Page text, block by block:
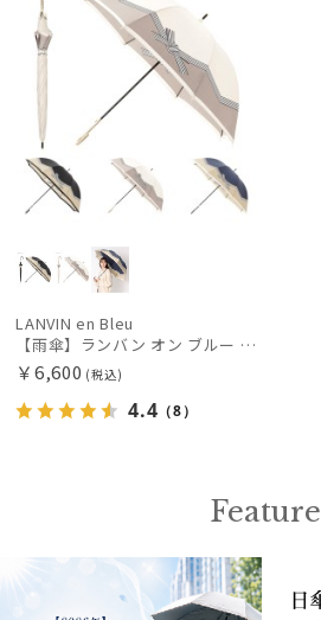
ブランド
FURLA
フルラ
HANWAY
ハンウェイ
LANVIN COLLECTION
ランバン コレクション
LANVIN en Bleu
ランバン オン ブルー
PAUL&JOE ACCESSOIRES
価格の低い
順
売上点数順
お気に入り
LANVIN en Bleu
【雨傘】ランバン オン ブルー (LANVIN en Bleu) 耐風傘 サテンプリント リボン柄 耐風
￥6,600 (税込)
4.4 （8）
Feature